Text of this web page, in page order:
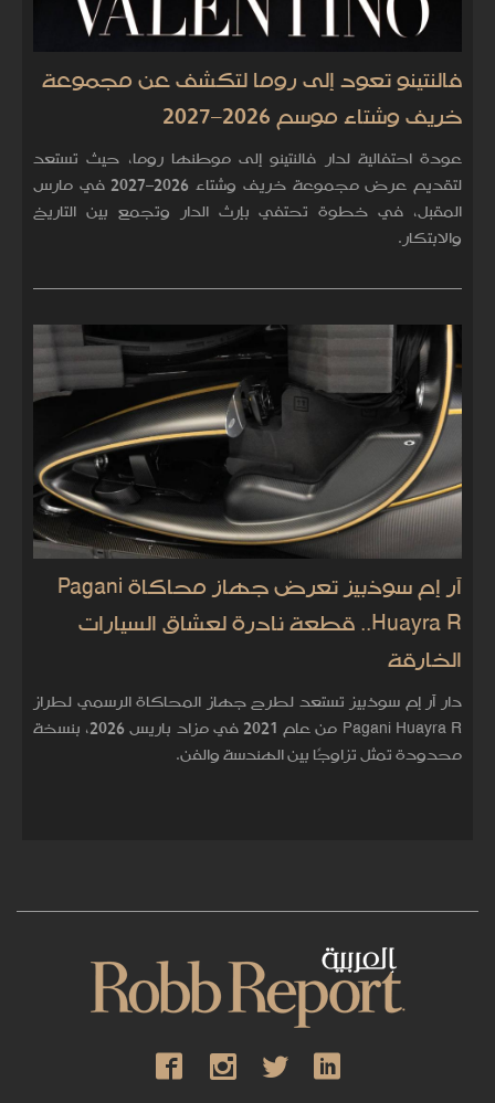
فالنتينو تعود إلى روما لتكشف عن مجموعة
خريف وشتاء موسم 2026–2027
عودة احتفالية لدار فالنتينو إلى موطنها روما، حيث تستعد
لتقديم عرض مجموعة خريف وشتاء 2026–2027 في مارس
المقبل، في خطوة تحتفي بإرث الدار وتجمع بين التاريخ
والابتكار.
آر إم سوذبيز تعرض جهاز محاكاة Pagani
Huayra R.. قطعة نادرة لعشاق السيارات
الخارقة
دار آر إم سوذبيز تستعد لطرح جهاز المحاكاة الرسمي لطراز
Pagani Huayra R من عام 2021 في مزاد باريس 2026، بنسخة
محدودة تمثل تزاوجًا بين الهندسة والفن.